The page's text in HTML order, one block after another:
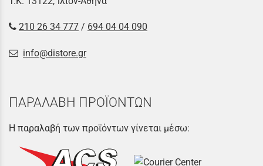
210 26 34 777 / 694 04 04 090
info@distore.gr
ΠΑΡΑΛΑΒΗ ΠΡΟΪΟΝΤΩΝ
Η παραλαβή των προϊόντων γίνεται μέσω: